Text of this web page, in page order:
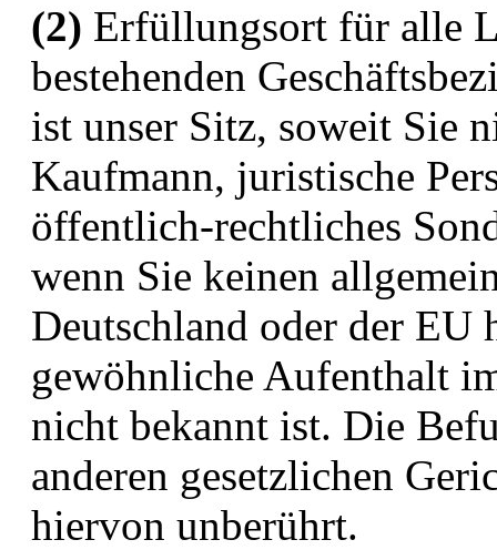
(2) Erfüllungsort für alle
bestehenden
ist unser Sitz, soweit Sie
Kaufmann, juristische
öffentlich-rechtliches
wenn Sie keinen
Deutschland oder der EU
gewöhnliche Aufenthalt
nicht bekannt ist. Die
anderen gesetzlichen
hiervon unberührt.